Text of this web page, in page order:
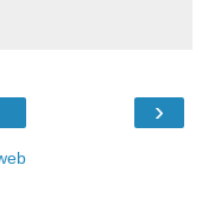
›